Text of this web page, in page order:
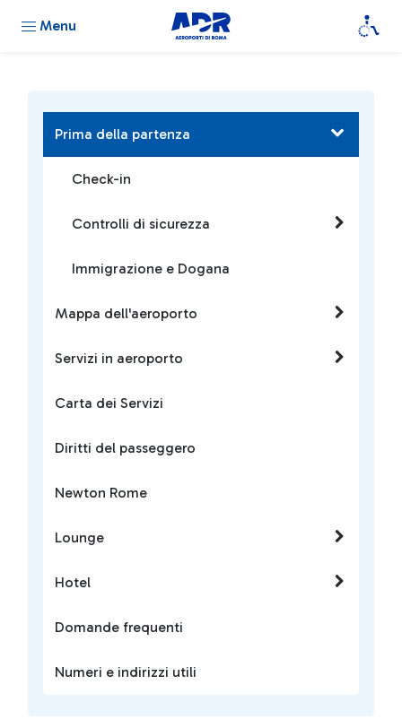
Menu
Prima della partenza
Check-in
Controlli di sicurezza
Immigrazione e Dogana
Mappa dell'aeroporto
Servizi in aeroporto
Carta dei Servizi
Diritti del passeggero
Newton Rome
Lounge
Hotel
Domande frequenti
Numeri e indirizzi utili